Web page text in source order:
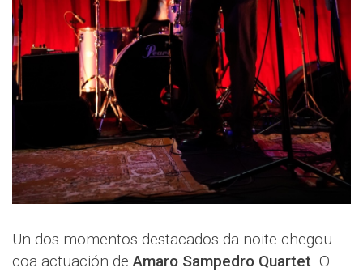
Un dos momentos destacados da noite chegou
coa actuación deAmaro Sampedro Quartet. O